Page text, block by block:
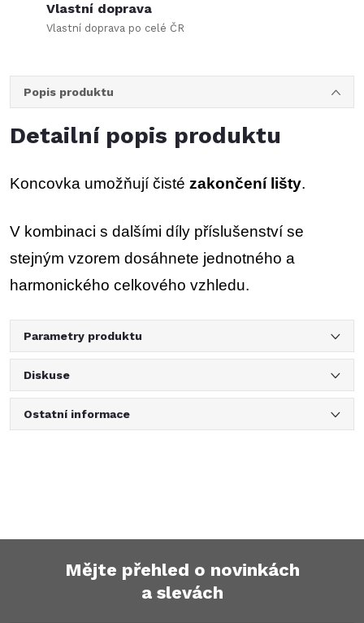
Vlastní doprava
Vlastní doprava po celé ČR
Popis produktu
Detailní popis produktu
Koncovka umožňují čisté zakončení lišty.
V kombinaci s dalšími díly příslušenství se
stejným vzorem dosáhnete jednotného a
harmonického celkového vzhledu.
Parametry produktu
Diskuse
Ostatní informace
Mějte přehled o novinkách
a slevách